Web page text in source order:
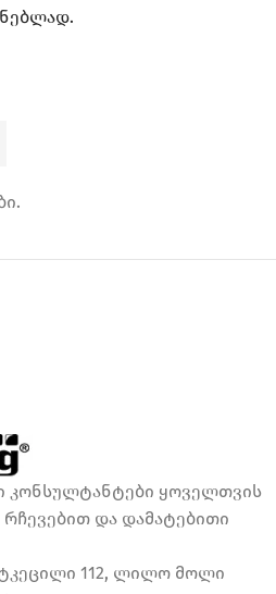
კონსულტანტები ყოველთვის
და დამატებითი
112, ლილო მოლი